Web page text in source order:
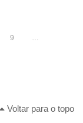
9
Voltar para o topo